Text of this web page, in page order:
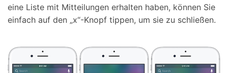
eine Liste mit Mitteilungen erhalten haben, können Sie
einfach auf den „x“-Knopf tippen, um sie zu schließen.